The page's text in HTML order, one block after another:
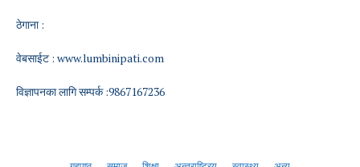
ठेगाना :
वेबसाईट : www.lumbinipati.com
विज्ञापनका लागि सम्पर्क :9867167236